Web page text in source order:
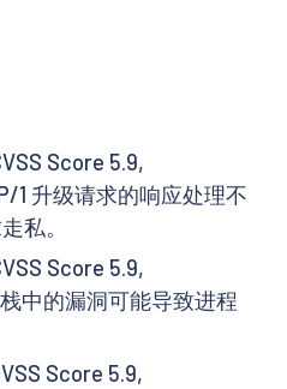
Score 5.9,
1 升级请求的响应处理不
私。
Score 5.9,
中的漏洞可能导致进程
Score 5.9,